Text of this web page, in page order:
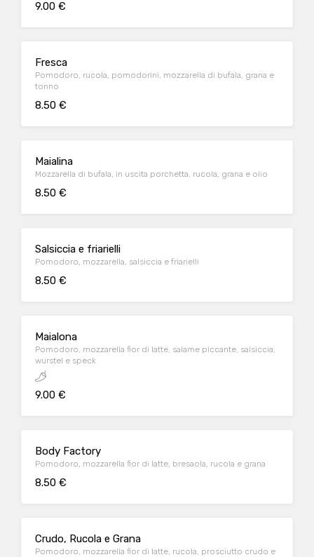
9.00 €
Fresca
Pomodoro, rucola, pomodorini, mozzarella di bufala, grana e
tonno
8.50 €
Maialina
Mozzarella di bufala, in uscita porchetta, rucola, grana e olio
8.50 €
Salsiccia e friarielli
Pomodoro, mozzarella, salsiccia e friarielli
8.50 €
Maialona
Pomodoro, mozzarella fior di latte, salame piccante, salsiccia,
wurstel e speck
9.00 €
Body Factory
Pomodoro, mozzarella fior di latte, bresaola, rucola e grana
8.50 €
Crudo, Rucola e Grana
Pomodoro, mozzarella fior di latte, rucola, prosciutto crudo e